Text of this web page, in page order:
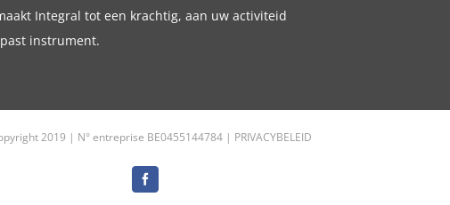
Integral tot een krachtig, aan uw activiteid
instrument.
2019 | N° entreprise BE0455144784 | PRIVACYBELEID